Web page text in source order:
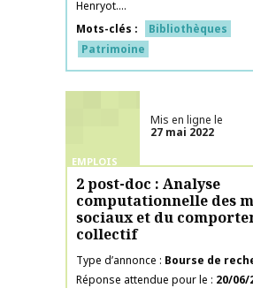
Henryot....
Mots-clés
Bibliothèques
Patrimoine
EMPLOIS
Mis en ligne le
27 mai 2022
2 post-doc : Analyse
computationnelle des
sociaux et du
collectif
Type d’annonce
Bourse de
Réponse attendue pour le
20/06/